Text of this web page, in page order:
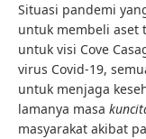
Situasi pandemi
untuk membeli aset
untuk visi Cove
virus Covid-19,
untuk menjaga
lamanya masa
masyarakat akibat